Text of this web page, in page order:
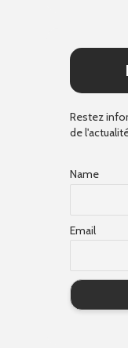
Restez
de
Name
Email